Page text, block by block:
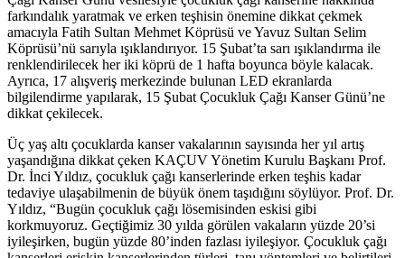
farkındalık yaratmak ve erken teşhisin önemine dikkat çekmek
amacıyla Fatih Sultan Mehmet Köprüsü ve Yavuz Sultan Selim
Köprüsü’nü sarıyla ışıklandırıyor. 15 Şubat’ta sarı ışıklandırma ile
renklendirilecek her iki köprü de 1 hafta boyunca böyle kalacak.
Ayrıca, 17 alışveriş merkezinde bulunan LED ekranlarda
bilgilendirme yapılarak, 15 Şubat Çocukluk Çağı Kanser Günü’ne
dikkat çekilecek.
Üç yaş altı çocuklarda kanser vakalarının sayısında her yıl artış
yaşandığına dikkat çeken KAÇUV Yönetim Kurulu Başkanı Prof.
Dr. İnci Yıldız, çocukluk çağı kanserlerinde erken teşhis kadar
tedaviye ulaşabilmenin de büyük önem taşıdığını söylüyor. Prof. Dr.
Yıldız, “Bugün çocukluk çağı lösemisinden eskisi gibi
korkmuyoruz. Geçtiğimiz 30 yılda görülen vakaların yüzde 20’si
iyileşirken, bugün yüzde 80’inden fazlası iyileşiyor. Çocukluk çağı